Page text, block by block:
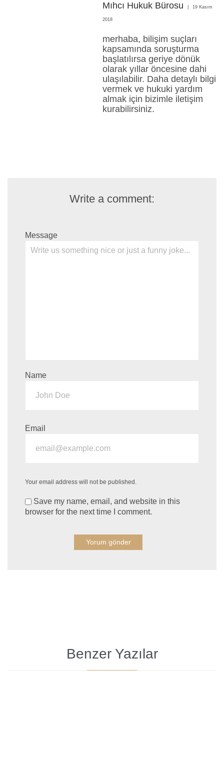
Mıhcı Hukuk Bürosu 19 Kasım
2018
merhaba, bilişim suçları
kapsamında soruşturma
başlatılırsa geriye dönük
olarak yıllar öncesine dahi
ulaşılabilir. Daha detaylı bilgi
vermek ve hukuki yardım
almak için bizimle iletişim
kurabilirsiniz.
Write a comment:
Message
Name
Email
Your email address will not be published.
Save my name, email, and website in this
browser for the next time I comment.
Benzer Yazılar